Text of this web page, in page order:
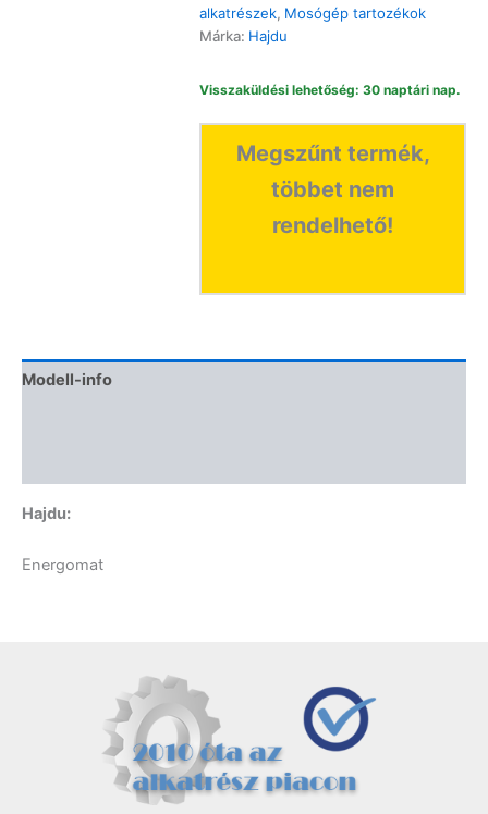
alkatrészek, Mosógép tartozékok
Márka: Hajdu
Visszaküldési lehetőség: 30 naptári nap.
Megszűnt termék,
többet nem
rendelhető!
Modell-info
Hajdu:
Energomat